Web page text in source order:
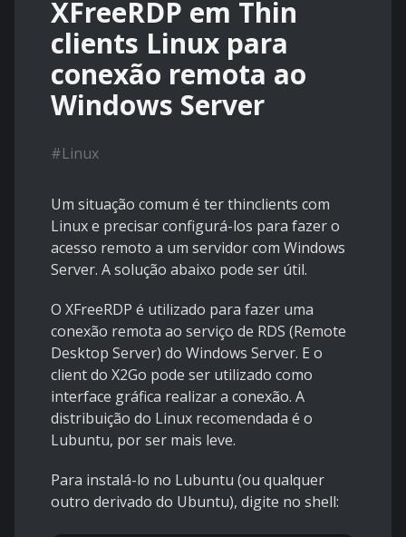
XFreeRDP em Thin
clients Linux para
conexão remota ao
Windows Server
#Linux
Um situação comum é ter thinclients com
Linux e precisar configurá-los para fazer o
acesso remoto a um servidor com Windows
Server. A solução abaixo pode ser útil.
O XFreeRDP é utilizado para fazer uma
conexão remota ao serviço de RDS (Remote
Desktop Server) do Windows Server. E o
client do X2Go pode ser utilizado como
interface gráfica realizar a conexão. A
distribuição do Linux recomendada é o
Lubuntu, por ser mais leve.
Para instalá-lo no Lubuntu (ou qualquer
outro derivado do Ubuntu), digite no shell: